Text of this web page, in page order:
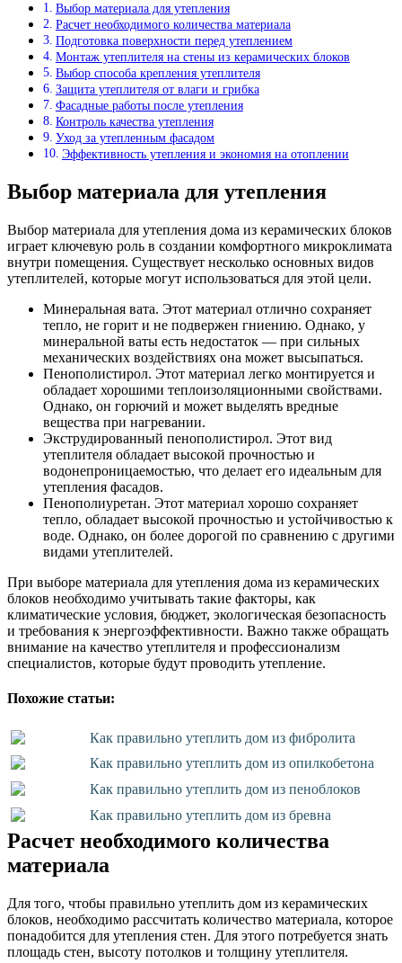
Выбор материала для утепления
Расчет необходимого количества материала
Подготовка поверхности перед утеплением
Монтаж утеплителя на стены из керамических блоков
Выбор способа крепления утеплителя
Защита утеплителя от влаги и грибка
Фасадные работы после утепления
Контроль качества утепления
Уход за утепленным фасадом
Эффективность утепления и экономия на отоплении
Выбор материала для утепления
Выбор материала для утепления дома из керамических блоков
играет ключевую роль в создании комфортного микроклимата
внутри помещения. Существует несколько основных видов
утеплителей, которые могут использоваться для этой цели.
Минеральная вата. Этот материал отлично сохраняет
тепло, не горит и не подвержен гниению. Однако, у
минеральной ваты есть недостаток — при сильных
механических воздействиях она может высыпаться.
Пенополистирол. Этот материал легко монтируется и
обладает хорошими теплоизоляционными свойствами.
Однако, он горючий и может выделять вредные
вещества при нагревании.
Экструдированный пенополистирол. Этот вид
утеплителя обладает высокой прочностью и
водонепроницаемостью, что делает его идеальным для
утепления фасадов.
Пенополиуретан. Этот материал хорошо сохраняет
тепло, обладает высокой прочностью и устойчивостью к
воде. Однако, он более дорогой по сравнению с другими
видами утеплителей.
При выборе материала для утепления дома из керамических
блоков необходимо учитывать такие факторы, как
климатические условия, бюджет, экологическая безопасность
и требования к энергоэффективности. Важно также обращать
внимание на качество утеплителя и профессионализм
специалистов, которые будут проводить утепление.
Похожие статьи:
Как правильно утеплить дом из фибролита
Как правильно утеплить дом из опилкобетона
Как правильно утеплить дом из пеноблоков
Как правильно утеплить дом из бревна
Расчет необходимого количества
материала
Для того, чтобы правильно утеплить дом из керамических
блоков, необходимо рассчитать количество материала, которое
понадобится для утепления стен. Для этого потребуется знать
площадь стен, высоту потолков и толщину утеплителя.